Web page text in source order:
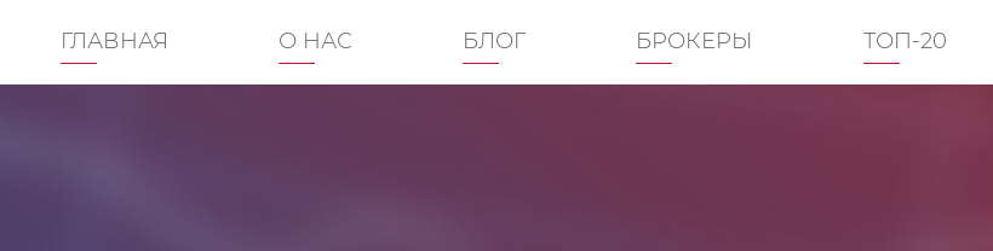
ГЛАВНАЯ О НАС БЛОГ БРОКЕРЫ ТОП-20